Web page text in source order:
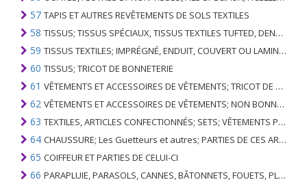
57 TAPIS ET AUTRES REVÊTEMENTS DE SOLS TEXTILES
58 TISSUS; TISSUS SPÉCIAUX, TISSUS TEXTILES TUFTED, DENTELLE, TAPISSERIES, GARNITURES, BRODERIES
59 TISSUS TEXTILES; IMPRÉGNÉ, ENDUIT, COUVERT OU LAMINÉ; ARTICLES TEXTILES D'UN TYPE ADAPTÉ À L'USAGE INDUSTRIEL
60 TISSUS; TRICOT DE BONNETERIE
61 VÊTEMENTS ET ACCESSOIRES DE VÊTEMENTS; TRICOT DE BONNETERIE
62 VÊTEMENTS ET ACCESSOIRES DE VÊTEMENTS; NON BONNETERIE
63 TEXTILES, ARTICLES CONFECTIONNÉS; SETS; VÊTEMENTS PORTÉS ET ARTICLES TEXTILES USÉS; RAGS
64 CHAUSSURE; Les Guetteurs et autres; PARTIES DE CES ARTICLES
65 COIFFEUR ET PARTIES DE CELUI-CI
66 PARAPLUIE, PARASOLS, CANNES, BÂTONNETS, FOUETS, PLANTES DE CONDUITE; ET LEURS PARTIES